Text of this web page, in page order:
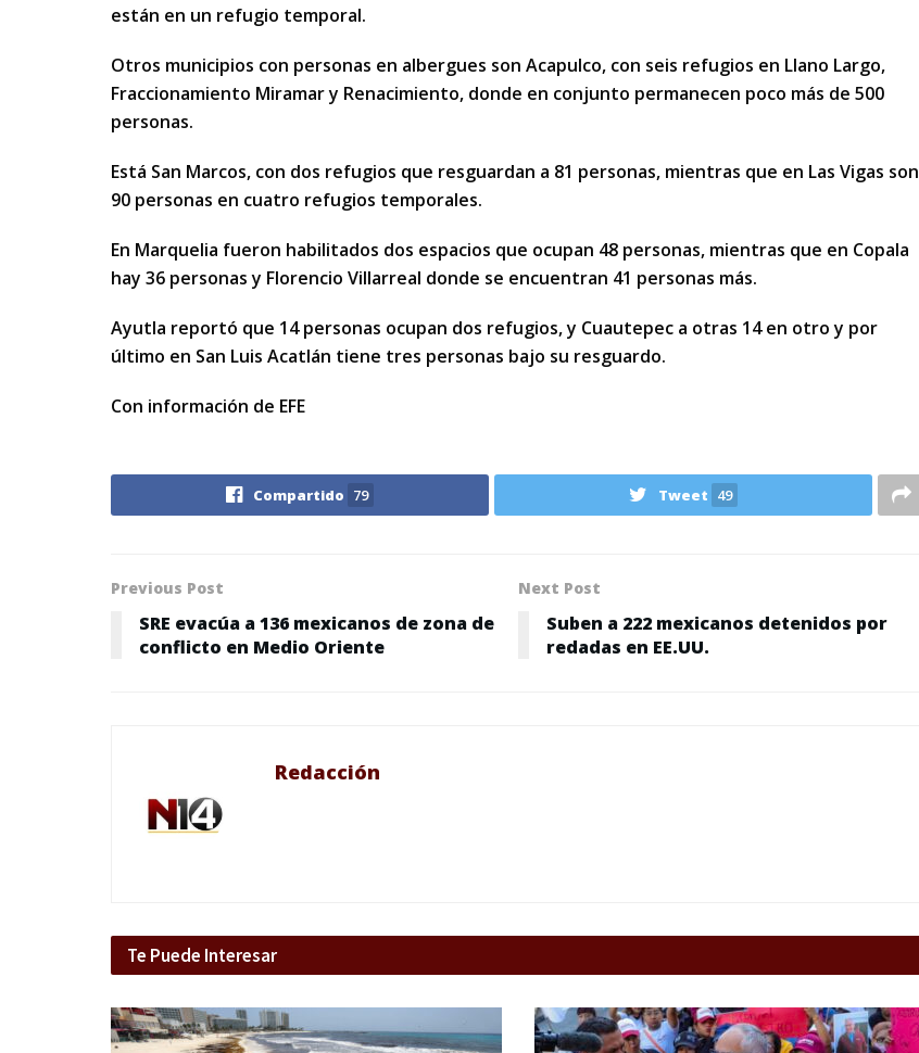
están en un refugio temporal.
Otros municipios con personas en albergues son Acapulco, con seis refugios en Llano Largo,
Fraccionamiento Miramar y Renacimiento, donde en conjunto permanecen poco más de 500
personas.
Está San Marcos, con dos refugios que resguardan a 81 personas, mientras que en Las Vigas son
90 personas en cuatro refugios temporales.
En Marquelia fueron habilitados dos espacios que ocupan 48 personas, mientras que en Copala
hay 36 personas y Florencio Villarreal donde se encuentran 41 personas más.
Ayutla reportó que 14 personas ocupan dos refugios, y Cuautepec a otras 14 en otro y por
último en San Luis Acatlán tiene tres personas bajo su resguardo.
Con información de EFE
Compartido 79 Tweet 49
Previous Post
SRE evacúa a 136 mexicanos de zona de
conflicto en Medio Oriente
Next Post
Suben a 222 mexicanos detenidos por
redadas en EE.UU.
Redacción
Te Puede Interesar